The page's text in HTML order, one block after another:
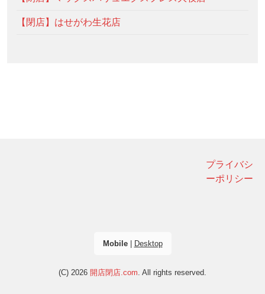
【閉店】はせがわ生花店
プライバシ
ーポリシー
Mobile| Desktop
(C) 2026 開店閉店.com. All rights reserved.